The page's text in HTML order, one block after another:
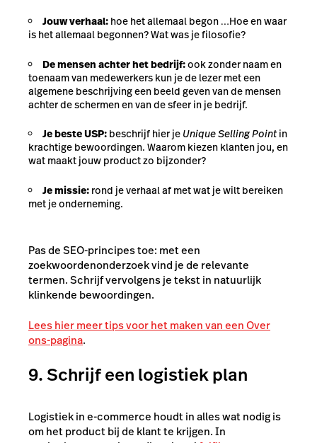
Jouw verhaal: hoe het allemaal begon …Hoe en waar
is het allemaal begonnen? Wat was je filosofie?
De mensen achter het bedrijf:ook zonder naam en
toenaam van medewerkers kun je de lezer met een
algemene beschrijving een beeld geven van de mensen
achter de schermen en van de sfeer in je bedrijf.
Je beste USP: beschrijf hier je Unique Selling Pointin
krachtige bewoordingen. Waarom kiezen klanten jou, en
wat maakt jouw product zo bijzonder?
Je missie: rond je verhaal af met wat je wilt bereiken
met je onderneming.
Pas de SEO-principes toe: met een
zoekwoordenonderzoek vind je de relevante
termen. Schrijf vervolgens je tekst in natuurlijk
klinkende bewoordingen.
Lees hier meer tips voor het maken van een Over
ons-pagina.
9. Schrijf een logistiek plan
Logistiek in e-commerce houdt in alles wat nodig is
om het product bij de klant te krijgen. In